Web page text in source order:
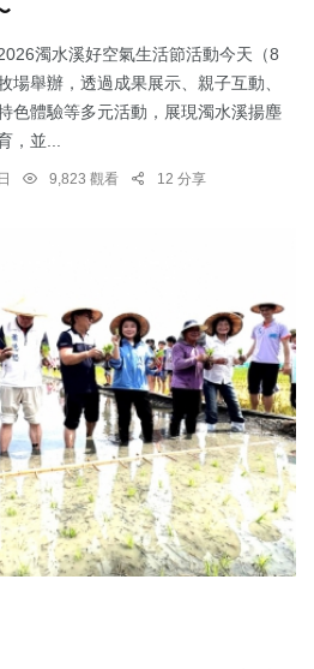
濁水溪好空氣生活節活動今天（8
場舉辦，透過成果展示、親子互動、
色體驗等多元活動，展現濁水溪揚塵
，並...
9,823 觀看 12 分享